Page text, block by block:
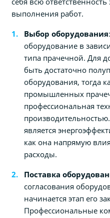
выполнения работ.
Выбор оборудования
оборудование в
типа прачечной. Для
быть достаточно
оборудования, тогда
промышленных
профессиональная
является
как она напрямую
расходы.
Поставка
согласования
начинается этап его
Профессиональные